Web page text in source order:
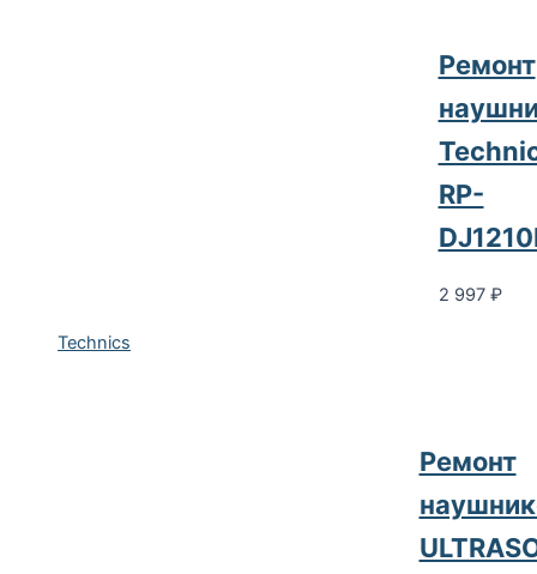
Technics
Ремонт
RP-
2 997 ₽
Ремонт